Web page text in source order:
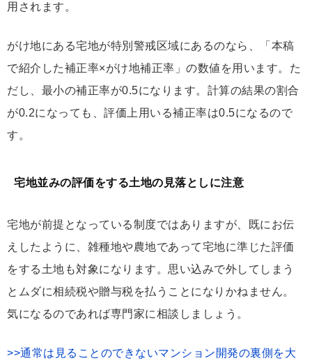
用されます。
がけ地にある宅地が特別警戒区域にあるのなら、「本稿
で紹介した補正率×がけ地補正率」の数値を用います。た
だし、最小の補正率が0.5になります。計算の結果の割合
が0.2になっても、評価上用いる補正率は0.5になるので
す。
宅地並みの評価をする土地の見落としに注意
宅地が前提となっている制度ではありますが、既にお伝
えしたように、雑種地や農地であって宅地に準じた評価
をする土地も対象になります。思い込みで外してしまう
とムダに相続税や贈与税を払うことになりかねません。
気になるのであれば専門家に相談しましょう。
>>通常は見ることのできないマンション開発の裏側を大